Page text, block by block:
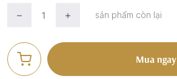
sản phẩm còn lại
Mua ngay